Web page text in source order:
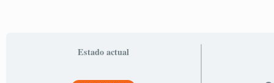
Estado actual